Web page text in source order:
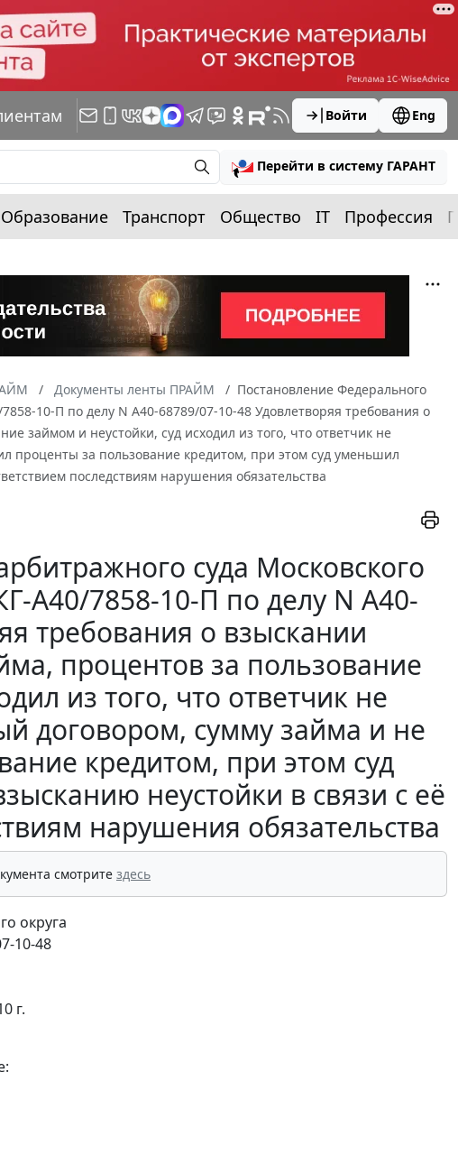
Войти Eng
Перейти в систему ГАРАНТ
Образование Транспорт Общество IT Профессия
Документы ленты ПРАЙМ
Постановление Федерального
10-П по делу N А40-68789/07-10-48 Удовлетворяя требования о
займом и неустойки, суд исходил из того, что ответчик не
проценты за пользование кредитом, при этом суд уменьшил
последствиям нарушения обязательства
суда Московского
А40/7858-10-П по делу N А40-
требования о взыскании
процентов за пользование
из того, что ответчик не
договором, сумму займа и не
кредитом, при этом суд
неустойки в связи с её
нарушения обязательства
смотрите здесь
округа
10-48
г.